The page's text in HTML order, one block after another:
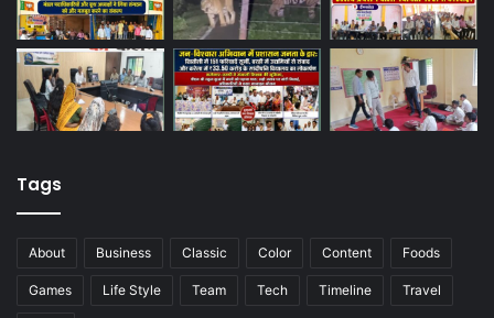
Tags
About Business Classic Color Content Foods
Games Life Style Team Tech Timeline Travel